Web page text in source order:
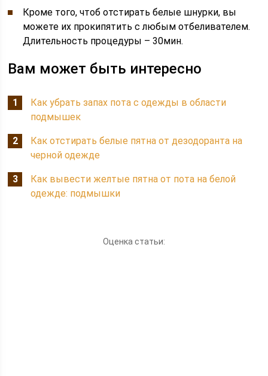
Кроме того, чтоб отстирать белые шнурки, вы
можете их прокипятить с любым отбеливателем.
Длительность процедуры – 30мин.
Вам может быть интересно
Как убрать запах пота с одежды в области
подмышек
Как отстирать белые пятна от дезодоранта на
черной одежде
Как вывести желтые пятна от пота на белой
одежде: подмышки
Оценка статьи: